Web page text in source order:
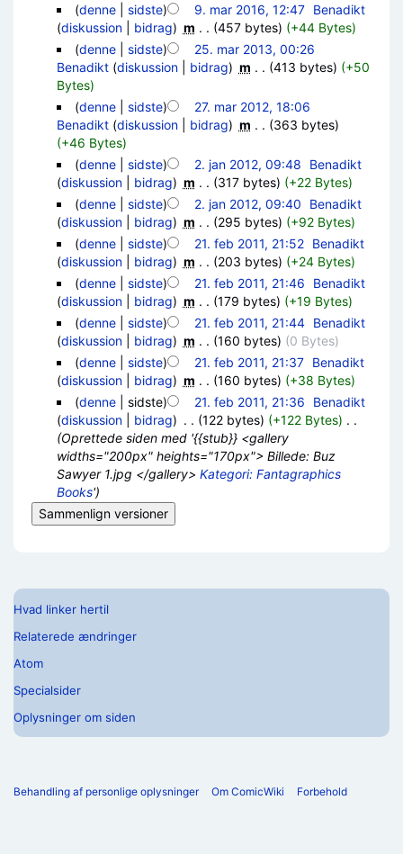
(denne| sidste) 9. mar 2016, 12:47‎ Benadikt
(diskussion| bidrag) m . . (457 bytes) (+44 Bytes)
(denne| sidste)
25. mar 2013, 00:26
Benadikt (diskussion| bidrag) m . . (413 bytes) (+50
Bytes)
(denne| sidste)
27. mar 2012, 18:06
Benadikt (diskussion| bidrag) m . . (363 bytes)
(+46 Bytes)
(denne| sidste) 2. jan 2012, 09:48
Benadikt
(diskussion| bidrag) m . . (317 bytes) (+22 Bytes)
(denne| sidste) 2. jan 2012, 09:40
Benadikt
(diskussion| bidrag) m . . (295 bytes) (+92 Bytes)
(denne| sidste) 21. feb 2011, 21:52‎ Benadikt
(diskussion| bidrag) m . . (203 bytes) (+24 Bytes)
(denne| sidste) 21. feb 2011, 21:46
Benadikt
(diskussion| bidrag) m . . (179 bytes) (+19 Bytes)
(denne| sidste) 21. feb 2011, 21:44‎ Benadikt
(diskussion| bidrag) m . . (160 bytes) (0 Bytes)
(denne| sidste) 21. feb 2011, 21:37‎ Benadikt
(diskussion| bidrag) m . . (160 bytes) (+38 Bytes)
(denne| sidste) 21. feb 2011, 21:36
Benadikt
(diskussion| bidrag) . . (122 bytes) (+122 Bytes) . .
(Oprettede siden med '{{stub}} <gallery
widths="200px" heights="170px"> Billede: Buz
Sawyer 1.jpg </gallery> Kategori: Fantagraphics
Books')
Hvad linker hertil
Relaterede ændringer
Atom
Specialsider
Oplysninger om siden
Behandling af personlige oplysninger Om ComicWiki Forbehold